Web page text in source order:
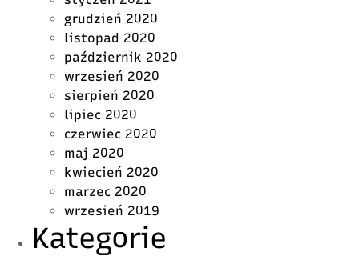
grudzień 2020
listopad 2020
październik 2020
wrzesień 2020
sierpień 2020
lipiec 2020
czerwiec 2020
maj 2020
kwiecień 2020
marzec 2020
wrzesień 2019
Kategorie